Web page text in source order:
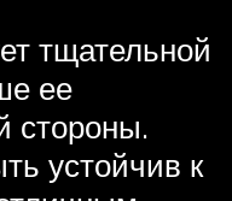
тщательной
ее
стороны.
устойчив к